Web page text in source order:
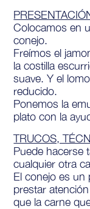
Colocamos en
conejo.
Freímos el
la costilla
suave. Y el
reducido.
Ponemos la
plato con la
TRUCOS,
Puede hacerse
cualquier otra
El conejo es
prestar
que la carne